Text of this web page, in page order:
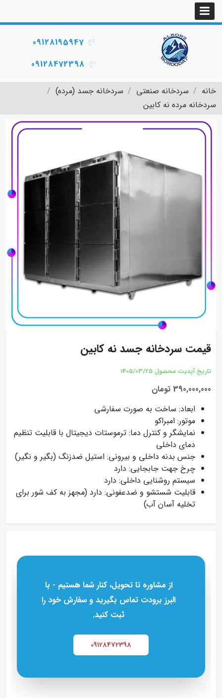
09128195947
09128472398
خانه سردخانه صنعتی
سردخانه جسد (مرده)
سردخانه مرده نه کابین
قیمت سردخانه جسد نه کابین
تاریخ آپدیت محصول 1405/03/25
390,000,000 تومان
ابعاد: ساخت به صورت سفارشی
موتور: امبراکو
نمایشگر و کنترل دما: ترموستات دیجیتال با قابلیت تنظیم
دمای داخلی
جنس بدنه داخلی و بیرونی: استیل ضدزنگ (بگیر و نگیر)
چرخ جهت جابجایی: دارد
سیستم روشنایی داخلی: دارد
قابلیت شستشو و ضدعفونی: دارد (مجهز به کف‌ شور برای
تخلیه آسان آب)
از مشاوره تا تحویل، کنار شما هستیم - با
البرز برودت تماس بگیرید و سفارش خود را
ثبت کنید.
09128472398